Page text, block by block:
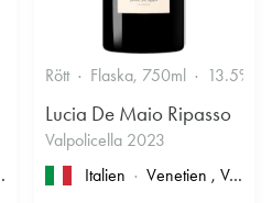
Stramt & Nyanserat
Rött Flaska, 750ml 13.5%
Lucia De Maio Ripasso
Valpolicella 2023
Italien
Venetien , Valpolicella